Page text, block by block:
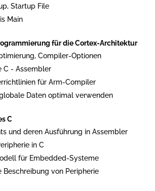
Startup File
Main
für die Cortex-Architektur
Compiler-Optionen
C - Assembler
für Arm-Compiler
Daten optimal verwenden
C
und deren Ausführung in Assembler
in C
für Embedded-Systeme
Beschreibung von Peripherie